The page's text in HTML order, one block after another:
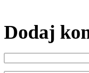
Dodaj